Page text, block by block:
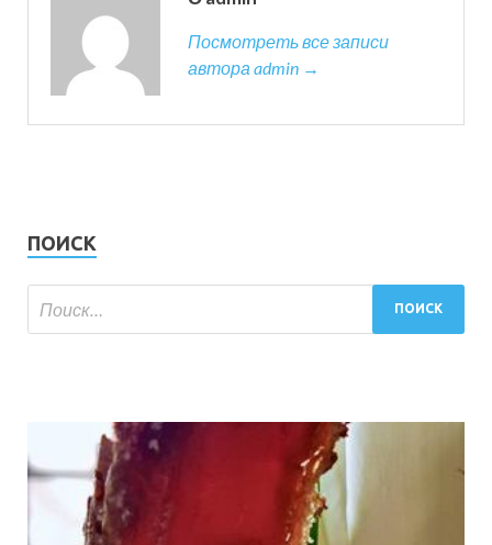
Посмотреть все записи
автора admin →
ПОИСК